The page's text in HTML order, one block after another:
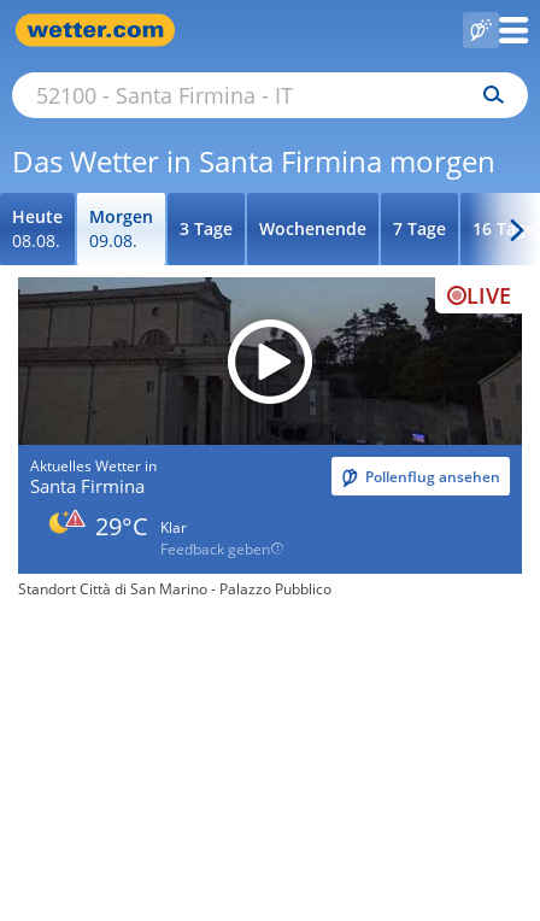
Das Wetter in Santa Firmina morgen
Heute
08.08.
Morgen
09.08.
3 Tage Wochenende 7 Tage 16 Tage
LIVE
Aktuelles Wetter in
Santa Firmina Pollenflug ansehen
29°C
Klar
Feedback geben
Standort Città di San Marino - Palazzo Pubblico